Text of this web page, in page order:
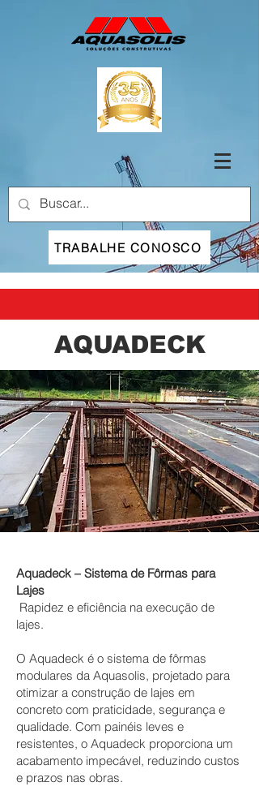
TRABALHE CONOSCO
AQUADECK
Aquadeck – Sistema de Fôrmas para
Lajes
Rapidez e eficiência na execução de
lajes.
O Aquadeck é o sistema de fôrmas
modulares da Aquasolis, projetado para
otimizar a construção de lajes em
concreto com praticidade, segurança e
qualidade. Com painéis leves e
resistentes, o Aquadeck proporciona um
acabamento impecável, reduzindo custos
e prazos nas obras.